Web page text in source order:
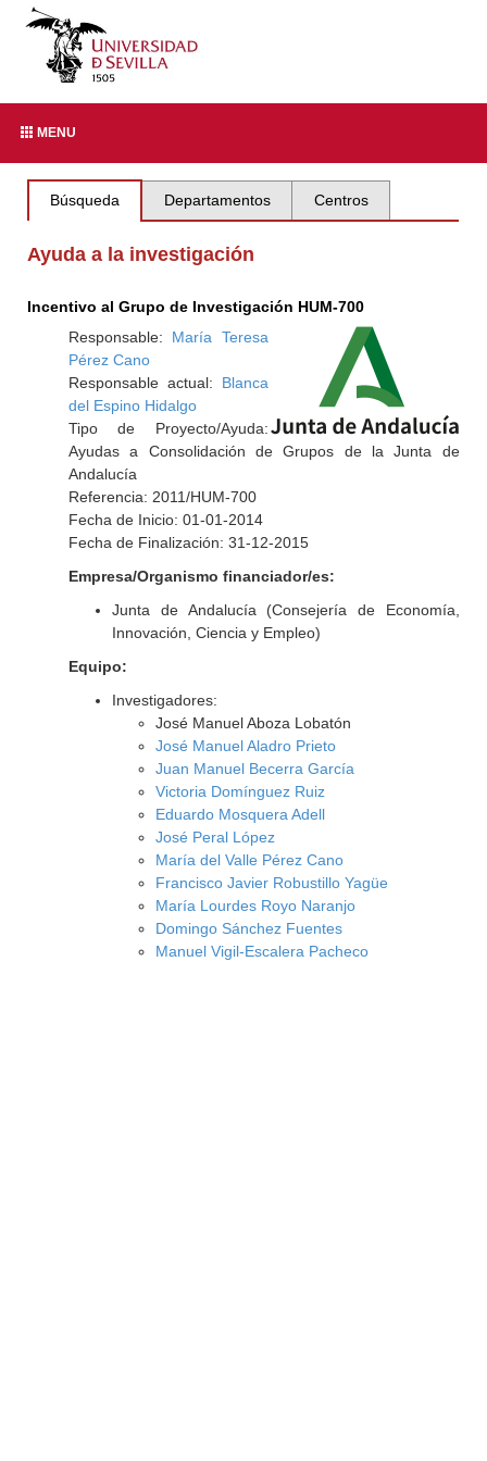
MENU
Búsqueda Departamentos Centros
Ayuda a la investigación
Incentivo al Grupo de Investigación HUM-700
Responsable: María Teresa
Pérez Cano
Responsable actual: Blanca
del Espino Hidalgo
Tipo de Proyecto/Ayuda:
Ayudas a Consolidación de Grupos de la Junta de
Andalucía
Referencia: 2011/HUM-700
Fecha de Inicio: 01-01-2014
Fecha de Finalización: 31-12-2015
Empresa/Organismo financiador/es:
Junta de Andalucía (Consejería de Economía,
Innovación, Ciencia y Empleo)
Equipo:
Investigadores:
José Manuel Aboza Lobatón
José Manuel Aladro Prieto
Juan Manuel Becerra García
Victoria Domínguez Ruiz
Eduardo Mosquera Adell
José Peral López
María del Valle Pérez Cano
Francisco Javier Robustillo Yagüe
María Lourdes Royo Naranjo
Domingo Sánchez Fuentes
Manuel Vigil-Escalera Pacheco